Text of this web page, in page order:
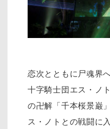
恋次とともに尸魂界
十字騎士団エス・ノ
の卍解「千本桜景巌
ス・ノトとの戦闘に